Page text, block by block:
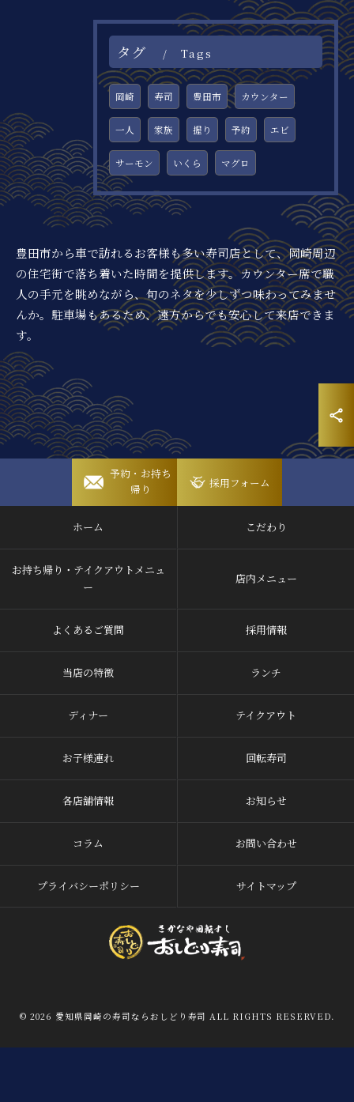
タグ Tags
岡崎 寿司 豊田市 カウンター
一人 家族 握り 予約 エビ
サーモン いくら マグロ
豊田市から車で訪れるお客様も多い寿司店として、岡崎周辺
の住宅街で落ち着いた時間を提供します。カウンター席で職
人の手元を眺めながら、旬のネタを少しずつ味わってみませ
んか。駐車場もあるため、遠方からでも安心して来店できま
す。
予約・お持ち
帰り
岡崎稲熊店
岡崎竜美丘店
豊田山之手店
豊田梅坪店
採用フォーム
ホーム こだわり
お持ち帰り・テイクアウトメニュ
ー
店内メニュー
よくあるご質問 採用情報
当店の特徴 ランチ
ディナー テイクアウト
お子様連れ 回転寿司
各店舗情報 お知らせ
コラム お問い合わせ
プライバシーポリシー サイトマップ
© 2026 愛知県岡崎の寿司ならおしどり寿司 ALL RIGHTS RESERVED.